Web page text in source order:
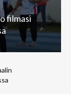
filmasi